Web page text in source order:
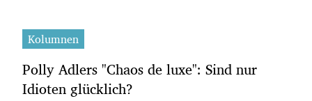
Kolumnen
Polly Adlers "Chaos de luxe": Sind nur
Idioten glücklich?